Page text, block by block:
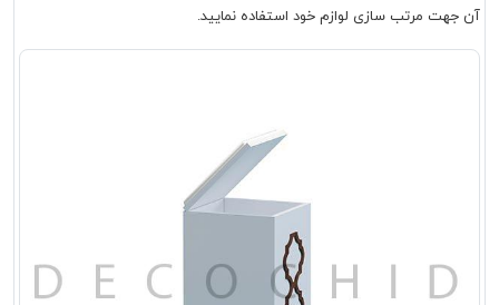
آن جهت مرتب سازی لوازم خود استفاده نمایید.